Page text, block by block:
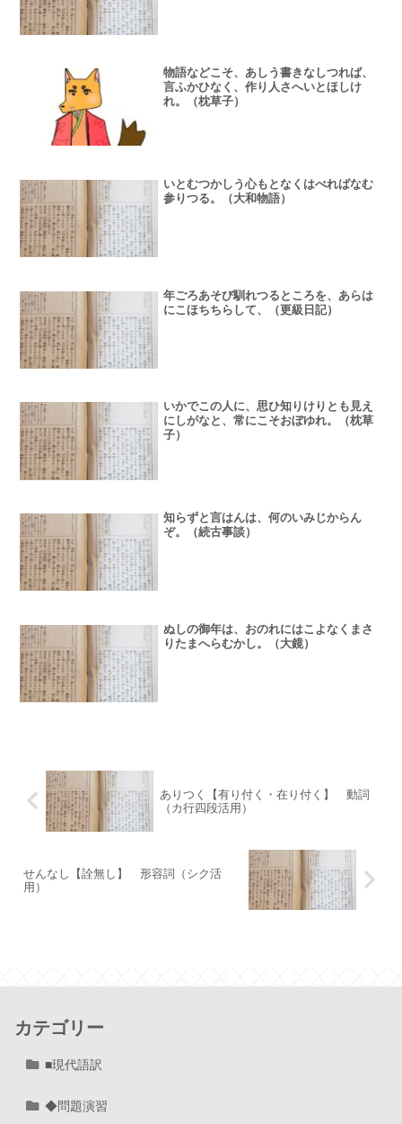
物語などこそ、あしう書きなしつれば、
言ふかひなく、作り人さへいとほしけ
れ。（枕草子）
いとむつかしう心もとなくはべればなむ
参りつる。（大和物語）
年ごろあそび馴れつるところを、あらは
にこほちちらして、（更級日記）
いかでこの人に、思ひ知りけりとも見え
にしがなと、常にこそおぼゆれ。（枕草
子）
知らずと言はんは、何のいみじからん
ぞ。（続古事談）
ぬしの御年は、おのれにはこよなくまさ
りたまへらむかし。（大鏡）
ありつく【有り付く・在り付く】 動詞
（カ行四段活用）
せんなし【詮無し】 形容詞（シク活
用）
カテゴリー
■現代語訳
◆問題演習